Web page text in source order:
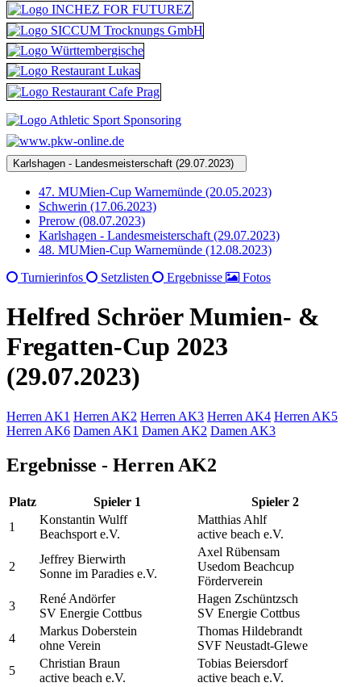
47. MUMien-Cup Warnemünde (20.05.2023)
Schwerin (17.06.2023)
Prerow (08.07.2023)
Karlshagen - Landesmeisterschaft (29.07.2023)
48. MUMien-Cup Warnemünde (12.08.2023)
Turnierinfos
Setzlisten Ergebnisse Fotos
Helfred Schröer Mumien- &
Fregatten-Cup 2023
(29.07.2023)
Herren AK1 Herren AK2 Herren AK3 Herren AK4 Herren AK5
Herren AK6 Damen AK1 Damen AK2 Damen AK3
Ergebnisse - Herren AK2
Platz Spieler 1
Spieler 2
1
Konstantin Wulff
Beachsport e.V.
Matthias Ahlf
active beach e.V.
2
Jeffrey Bierwirth
Sonne im Paradies e.V.
Axel Rübensam
Usedom Beachcup
Förderverein
3
René Andörfer
SV Energie Cottbus
Hagen Zschüntzsch
SV Energie Cottbus
4
Markus Doberstein
ohne Verein
Thomas Hildebrandt
SVF Neustadt-Glewe
5
Christian Braun
active beach e.V.
Tobias Beiersdorf
active beach e.V.